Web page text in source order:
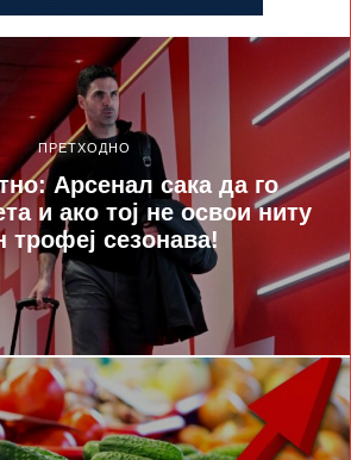
ПРЕТХОДНО
Арсенал сака да го
и ако тој не освои ниту
трофеј сезонава!